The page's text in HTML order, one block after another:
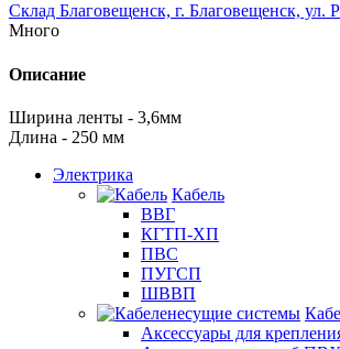
Склад Благовещенск, г. Благовещенск, ул.
Много
Описание
Ширина ленты - 3,6мм
Длина - 250 мм
Электрика
Кабель
ВВГ
КГТП-ХП
ПВС
ПУГСП
ШВВП
Аксессуары для